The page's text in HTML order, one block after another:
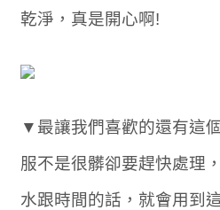
乾淨，真是開心啊!
▼最讓我們喜歡的還有這
服不是很髒卻要趕快處理
水跟時間的話，就會用到